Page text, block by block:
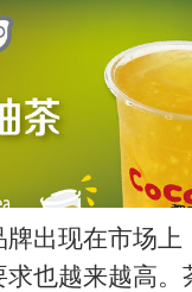
出现在市场上
也越来越高